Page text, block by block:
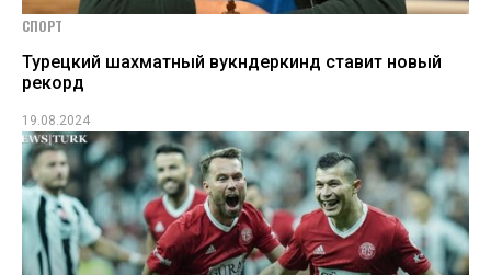
СПОРТ
Турецкий шахматный вукндеркинд ставит новый
рекорд
19.08.2024